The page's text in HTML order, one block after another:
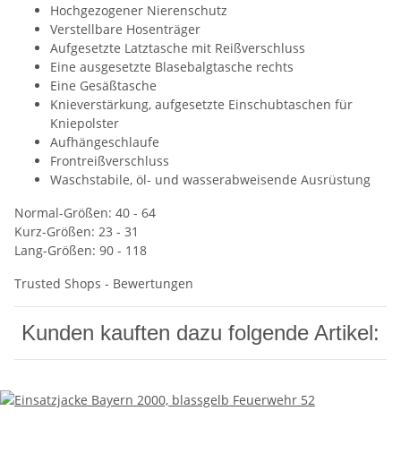
Hochgezogener Nierenschutz
Verstellbare Hosenträger
Aufgesetzte Latztasche mit Reißverschluss
Eine ausgesetzte Blasebalgtasche rechts
Eine Gesäßtasche
Knieverstärkung, aufgesetzte Einschubtaschen für
Kniepolster
Aufhängeschlaufe
Frontreißverschluss
Waschstabile, öl- und wasserabweisende Ausrüstung
Normal-Größen: 40 - 64
Kurz-Größen: 23 - 31
Lang-Größen: 90 - 118
Trusted Shops - Bewertungen
Kunden kauften dazu folgende Artikel: